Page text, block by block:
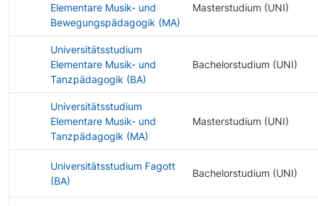
Elementare Musik- und
Bewegungspädagogik (MA)
Masterstudium (UNI)
Universitätsstudium
Elementare Musik- und
Tanzpädagogik (BA)
Bachelorstudium (UNI)
Universitätsstudium
Elementare Musik- und
Tanzpädagogik (MA)
Masterstudium (UNI)
Universitätsstudium Fagott
(BA)
Bachelorstudium (UNI)